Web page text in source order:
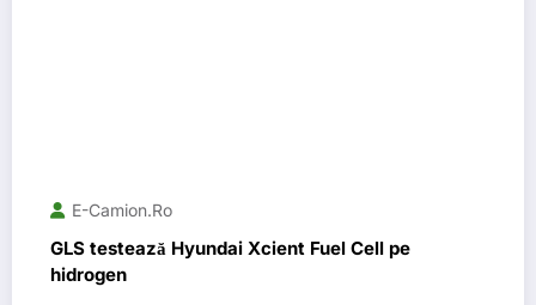
E-Camion.ro
GLS testează Hyundai Xcient Fuel Cell pe
hidrogen